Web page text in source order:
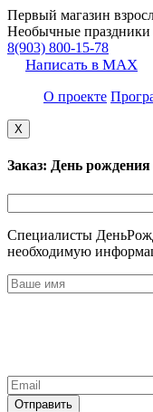
Первый магазин
Необычные
8(903) 800-15-78
Написать в MAX
О проекте
X
Заказ: День
Специалисты
необходимую
Отправить